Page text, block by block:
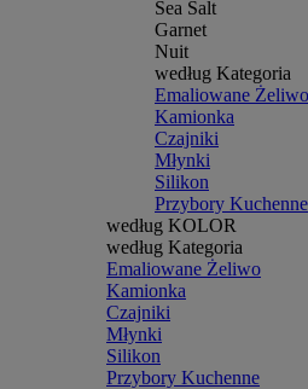
Sea Salt
Garnet
Nuit
według Kategoria
Emaliowane Żeliwo
Kamionka
Czajniki
Młynki
Silikon
Przybory Kuchenne
według KOLOR
według Kategoria
Emaliowane Żeliwo
Kamionka
Czajniki
Młynki
Silikon
Przybory Kuchenne